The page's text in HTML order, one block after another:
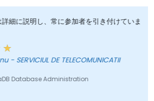
に説明し、常に参加者を引き付けていま
SERVICIUL DE TELECOMUNICATII
Database Administration